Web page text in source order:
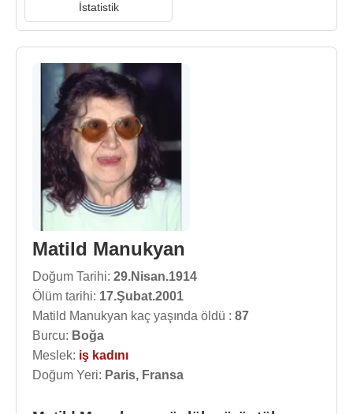
İstatistik
Matild Manukyan
Doğum Tarihi: 29.Nisan.1914
Ölüm tarihi: 17.Şubat.2001
Matild Manukyan kaç yaşında öldü : 87
Burcu: Boğa
Meslek: iş kadını
Doğum Yeri: Paris, Fransa